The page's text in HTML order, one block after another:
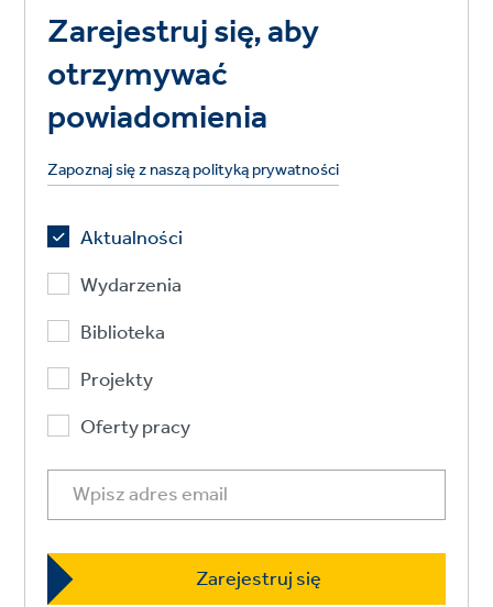
Zarejestruj się, aby
otrzymywać
powiadomienia
Zapoznaj się z naszą polityką prywatności
Aktualności
Wydarzenia
Biblioteka
Projekty
Oferty pracy